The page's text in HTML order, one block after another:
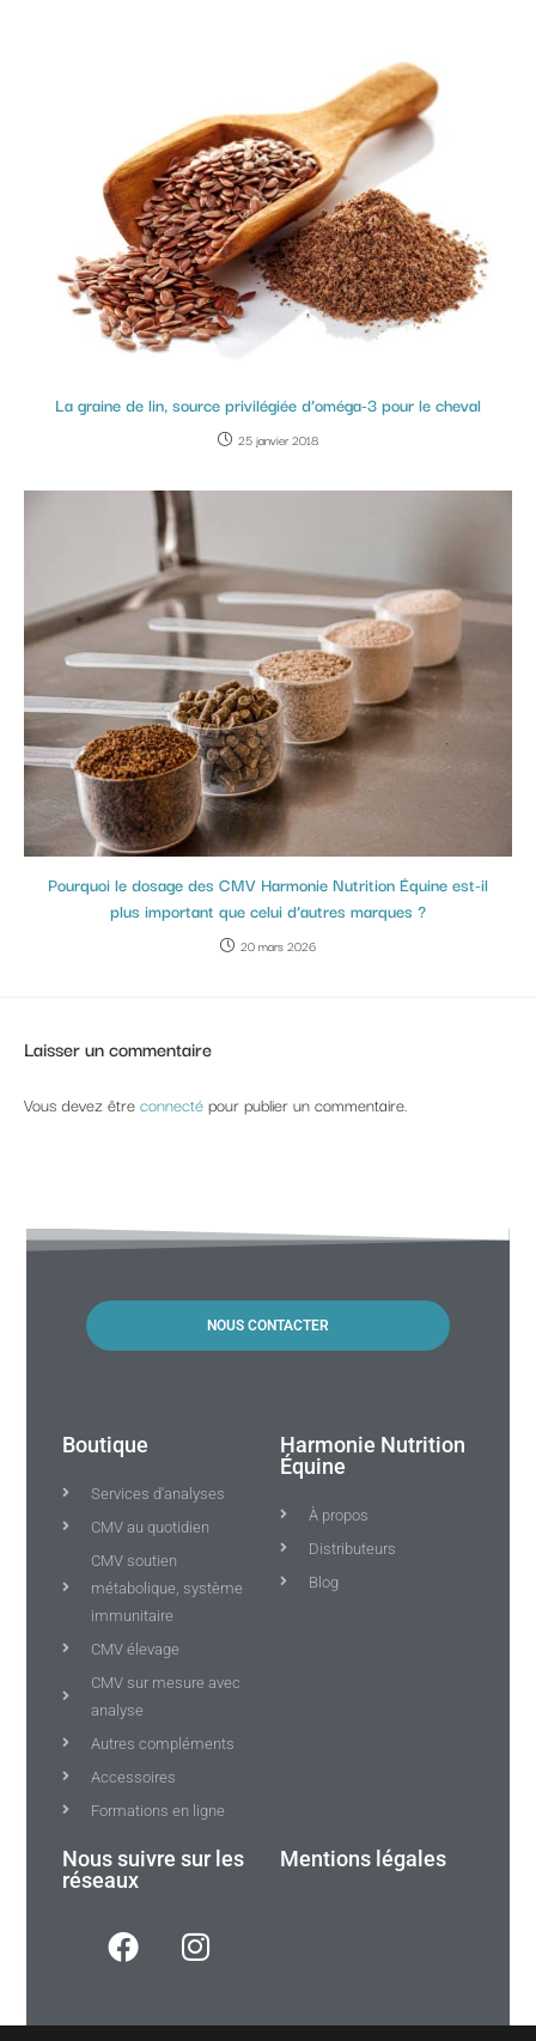
La graine de lin, source privilégiée d’oméga-3 pour le cheval
25 janvier 2018
Pourquoi le dosage des CMV Harmonie Nutrition Équine est-il
plus important que celui d’autres marques ?
20 mars 2026
Laisser un commentaire
Vous devez êtreconnectépour publier un commentaire.
NOUS CONTACTER
Boutique
Services d'analyses
CMV au quotidien
CMV soutien
métabolique, système
immunitaire
CMV élevage
CMV sur mesure avec
analyse
Autres compléments
Accessoires
Formations en ligne
Harmonie Nutrition
Équine
À propos
Distributeurs
Blog
Nous suivre sur les
réseaux
Mentions légales